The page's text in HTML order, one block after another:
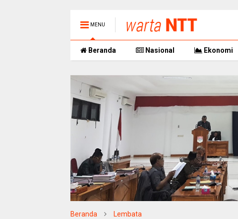
MENU
Beranda Nasional Ekonomi
Beranda Lembata